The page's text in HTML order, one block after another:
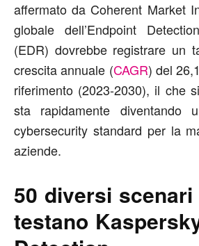
affermato da Coherent Market
globale dell’Endpoint
(EDR) dovrebbe registrare un
crescita annuale (CAGR) del
riferimento (2023-2030), il che
sta rapidamente diventando
cybersecurity standard per la
aziende.
50 diversi
testano